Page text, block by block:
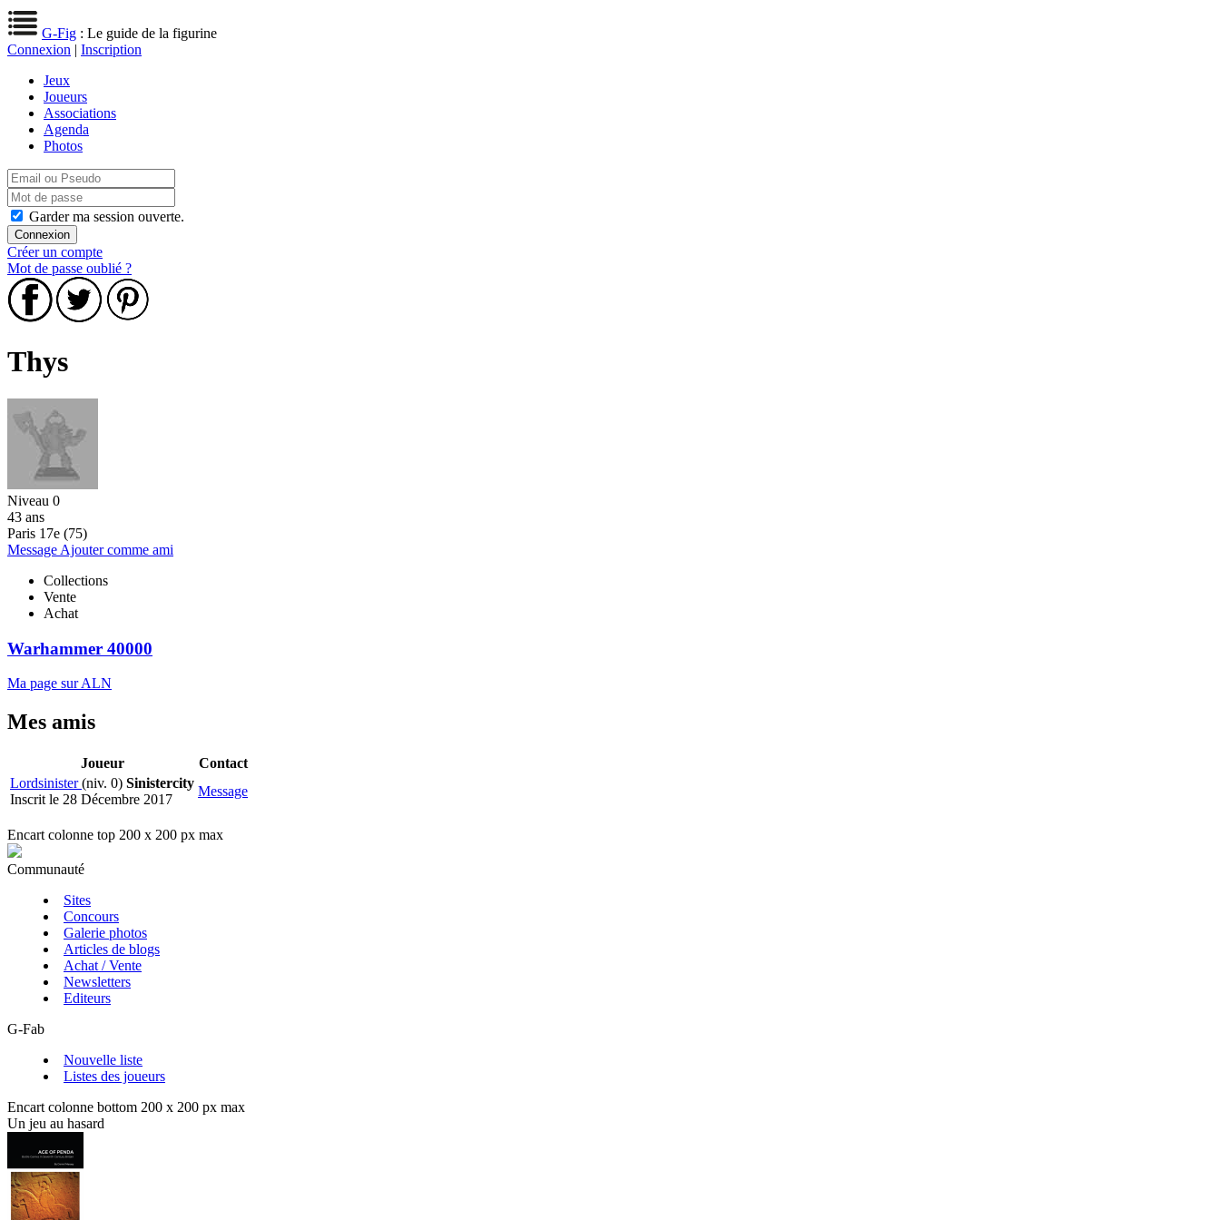
G-Fig : Le guide de la figurine
Connexion | Inscription
Jeux
Joueurs
Associations
Agenda
Photos
Garder ma session ouverte.
Créer un compte
Mot de passe oublié ?
Thys
Niveau 0
43 ans
Paris 17e (75)
Message Ajouter comme ami
Collections
Vente
Achat
Warhammer 40000
Ma page sur ALN
Mes amis
Joueur
Contact
Lordsinister(niv. 0) Sinistercity
Inscrit le 28 Décembre 2017
Message
Encart colonne top 200 x 200 px max
Communauté
Sites
Concours
Galerie photos
Articles de blogs
Achat / Vente
Newsletters
Editeurs
G-Fab
Nouvelle liste
Listes des joueurs
Encart colonne bottom 200 x 200 px max
Un jeu au hasard